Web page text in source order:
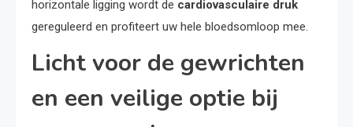
horizontale ligging wordt de cardiovasculaire druk
gereguleerd en profiteert uw hele bloedsomloop mee.
Licht voor de gewrichten
en een veilige optie bij